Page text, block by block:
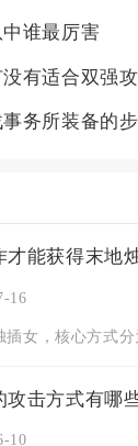
谁最厉害
有适合双强
才能获得末地
16
攻击方式有哪
10